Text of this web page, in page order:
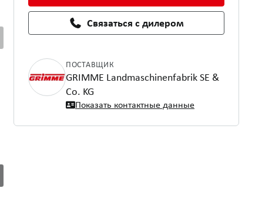
Связаться с дилером
ПОСТАВЩИК
GRIMME Landmaschinenfabrik SE &
Co. KG
Показать контактные данные